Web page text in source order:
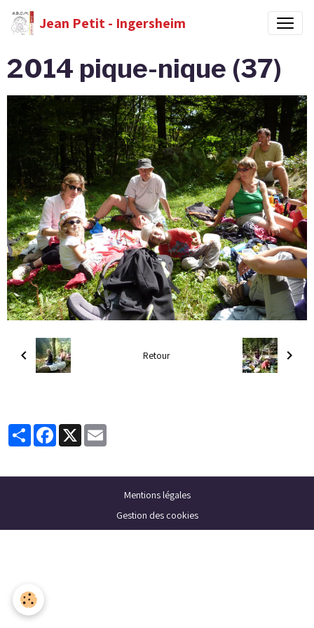
Jean Petit - Ingersheim
2014 pique-nique (37)
Retour
PartagerFacebook
X
Mentions légales
Gestion des cookies